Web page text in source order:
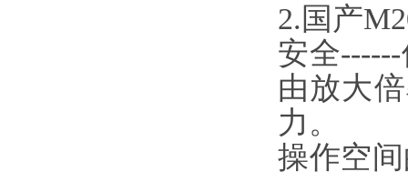
2.国产
安全------
由放大倍
力。
操作空间